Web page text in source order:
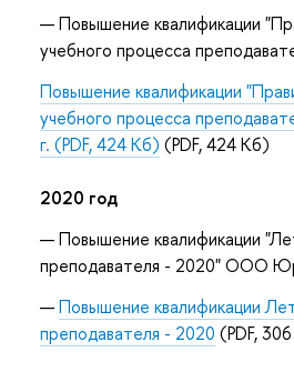
Повышение квалификации
учебного процесса
Повышение квалификации
учебного процесса
г. (PDF, 424 Кб) (PDF, 424 Кб)
2020 год
Повышение квалификации
преподавателя - 2020" ООО
Повышение квалификации
преподавателя - 2020 (PDF,